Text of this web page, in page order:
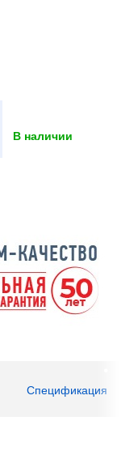
В наличии
Спецификация